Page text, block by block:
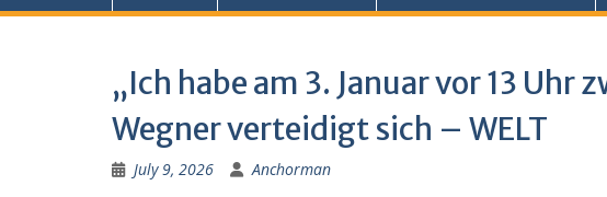
„Ich habe am 3. Januar vor 13
Wegner verteidigt sich – WELT
July 9, 2026 Anchorman